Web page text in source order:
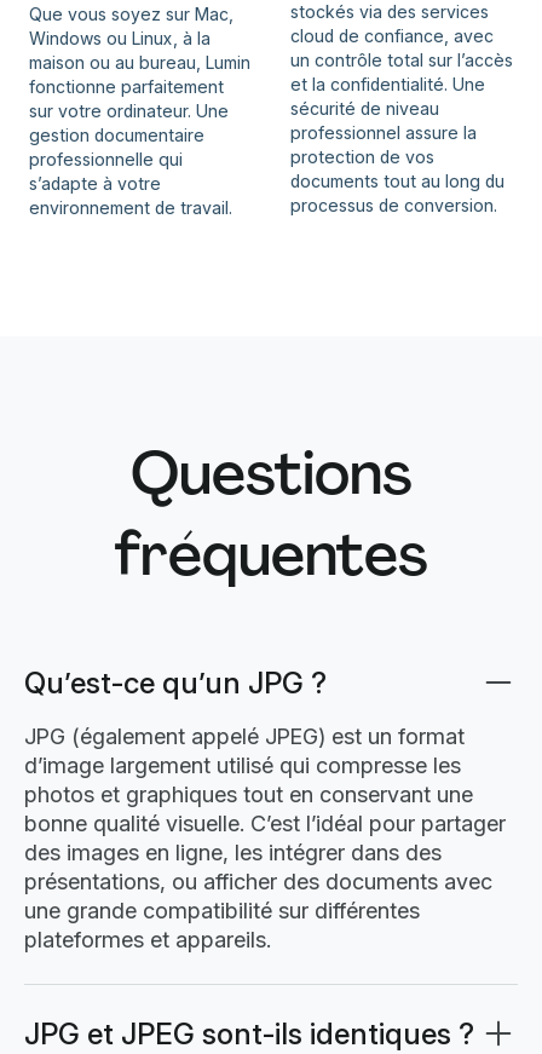
Que vous soyez sur Mac,
Windows ou Linux, à la
maison ou au bureau, Lumin
fonctionne parfaitement
sur votre ordinateur. Une
gestion documentaire
professionnelle qui
s’adapte à votre
environnement de travail.
stockés via des services
cloud de confiance, avec
un contrôle total sur l’accès
et la confidentialité. Une
sécurité de niveau
professionnel assure la
protection de vos
documents tout au long du
processus de conversion.
Questions
fréquentes
Qu’est-ce qu’un JPG ?
JPG (également appelé JPEG) est un format
d’image largement utilisé qui compresse les
photos et graphiques tout en conservant une
bonne qualité visuelle. C’est l’idéal pour partager
des images en ligne, les intégrer dans des
présentations, ou afficher des documents avec
une grande compatibilité sur différentes
plateformes et appareils.
JPG et JPEG sont-ils identiques ?